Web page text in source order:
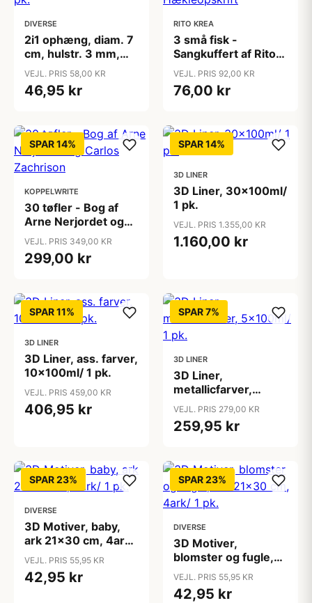
DIVERSE
2i1 ophæng, diam. 7
cm, hulstr. 3 mm,
tykkelse 4 mm, 8
stk./ 1 pk.
VEJL. PRIS 58,00 KR
46,95 kr
RITO KREA
3 små fisk -
Sangkuffert af Rito
Krea - Tre små fisk
Hækleopskrift
VEJL. PRIS 92,00 KR
76,00 kr
SPAR 14%
KOPPELWRITE
30 tøfler - Bog af
Arne Nerjordet og
Carlos Zachrison
VEJL. PRIS 349,00 KR
299,00 kr
SPAR 14%
3D LINER
3D Liner, 30x100ml/
1 pk.
VEJL. PRIS 1.355,00 KR
1.160,00 kr
SPAR 11%
3D LINER
3D Liner, ass. farver,
10x100ml/ 1 pk.
VEJL. PRIS 459,00 KR
406,95 kr
SPAR 7%
3D LINER
3D Liner,
metallicfarver,
5x100ml/ 1 pk.
VEJL. PRIS 279,00 KR
259,95 kr
SPAR 23%
DIVERSE
3D Motiver, baby,
ark 21x30 cm, 4ark/
1 pk.
VEJL. PRIS 55,95 KR
42,95 kr
SPAR 23%
DIVERSE
3D Motiver,
blomster og fugle,
ark 21x30 cm, 4ark/
1 pk.
VEJL. PRIS 55,95 KR
42,95 kr